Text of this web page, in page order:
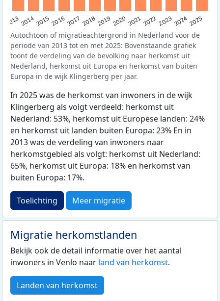
20132014201520162017 20182019 202020212022202320242025
Autochtoon of migratieachtergrond in Nederland voor de
periode van 2013 tot en met 2025: Bovenstaande grafiek
toont de verdeling van de bevolking naar herkomst uit
Nederland, herkomst uit Europa en herkomst van buiten
Europa in de wijk Klingerberg per jaar.
In 2025 was de herkomst van inwoners in de wijk
Klingerberg als volgt verdeeld: herkomst uit
Nederland: 53%, herkomst uit Europese landen: 24%
en herkomst uit landen buiten Europa: 23% En in
2013 was de verdeling van inwoners naar
herkomstgebied als volgt: herkomst uit Nederland:
65%, herkomst uit Europa: 18% en herkomst van
buiten Europa: 17%.
Toelichting Meer migratie
Migratie herkomstlanden
Bekijk ook de detail informatie over het aantal
inwoners in Venlo naar land van herkomst.
Landen van herkomst